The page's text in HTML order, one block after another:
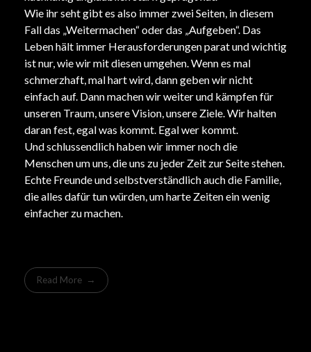
Wie ihr seht gibt es also immer zwei Seiten, in diesem
Fall das „Weitermachen“ oder das „Aufgeben“. Das
Leben hält immer Herausforderungen parat und wichtig
ist nur, wie wir mit diesen umgehen. Wenn es mal
schmerzhaft, mal hart wird, dann geben wir nicht
einfach auf. Dann machen wir weiter und kämpfen für
unseren Traum, unsere Vision, unsere Ziele. Wir halten
daran fest, egal was kommt. Egal wer kommt.
Und schlussendlich haben wir immer noch die
Menschen um uns, die uns zu jeder Zeit zur Seite stehen.
Echte Freunde und selbstverständlich auch die Familie,
die alles dafür tun würden, um harte Zeiten ein wenig
einfacher zu machen.
Read More